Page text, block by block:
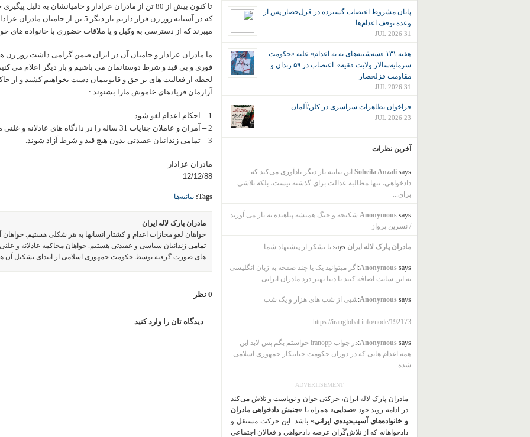
تا کنون بیش از 80 تن از مادران عزادار و حامیانشان به
میبرند که از دسترسی به وکیل و یا ملاقات حضوری با خانواده های
ما مادران عزادار و حامیان آن در ایران ضمن گرامی داشت روز زن
فوری و بی قید و شرط دوستانمان می باشیم و بار دیگر اعلام می
لحظه از فعالیت های بر حق و قانونیمان دست نخواهیم کشید و از
آزارمان فریادهای خاموش مارا بشنوند :
1
– احکام اعدام لغو شود.
2
– آمران و عاملان جنایات 31 ساله را در دادگاه های عادلانه و علنی محاکمه شوند.
3
– تمامی زندانیان عقیدتی بدون هیچ قید و شرط آزاد شوند.
مادران عزادار
12/12/88
Tags: بیانیه‌ها
مادران پارک لاله ایران
خواهان لغو مجازات اعدام و کشتار انسانها به هر شکلی هستیم.
تمامی زندانیان سیاسی و عقیدتی هستیم. خواهان محاکمه عادلانه و
های صورت گرفته توسط حکومت جمهوری اسلامی از ابتدای تشکیل آن
0 نظر
دیدگاه تان را وارد کنید
پایان مشروط اعتصاب گسترده در قزل‌حصار پس از
وعده توقف اعدام‌ها
31 JUL 2026
هفته ۱۳۱ «سه‌شنبه‌های نه به اعدام» علیه «حکومت
سرمایه‌سالار ولایت فقیه»: اعتصاب در ۵۹ زندان و
مقاومت قزلحصار
31 JUL 2026
فراخوان تظاهرات سراسری در کلن/آلمان
23 JUL 2026
آخرین نظرات
Soheila Anzalisays:
این بیانیه بار دیگر یادآوری می‌کند که
دادخواهی، تنها مطالبه عدالت برای گذشته نیست، بلکه تلاشی
برای...
Anonymoussays:
شکنجه و جنگ همیشه پناهنده به بار می آورند
/ نسرین پرواز
مادران پارک لاله ایران says: با تشکر از پیشنهاد شما.
Anonymoussays:
اگر میتوانید یک یا چند صفحه به زبان انگلیسی
به این سایت اضافه کنید تا دنیا بهتر درد مادران ایرانی...
Anonymoussays: شبی از شب های هزار و یک شب
https://iranglobal.info/node/192173
Anonymoussays:
در جواب iranopp خواستم بگم پس لابد این
همه اعدام هایی که در دوران حکومت جنایتکار جمهوری اسلامی
شده...
ADVERTISEMENT
مادران پارک لاله ایران، حرکتی جوان و نوپاست و تلاش می‌کند
در ادامه روند خود «صدایی» همراه با «جنبش دادخواهی مادران
و خانواده‌های آسیب‌دیده‌ی ایرانی» باشد. این حرکت مستقل و
دادخواهانه که از تلاش‌گَران عرصه دادخواهی و فعالان اجتماعی